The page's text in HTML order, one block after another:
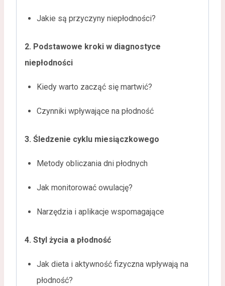
Jakie są przyczyny niepłodności?
2. Podstawowe kroki w diagnostyce
niepłodności
Kiedy warto zacząć się martwić?
Czynniki wpływające na płodność
3. Śledzenie cyklu miesiączkowego
Metody obliczania dni płodnych
Jak monitorować owulację?
Narzędzia i aplikacje wspomagające
4. Styl życia a płodność
Jak dieta i aktywność fizyczna wpływają na
płodność?